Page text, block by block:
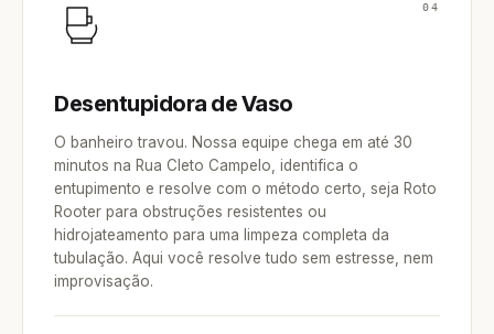
04
Desentupidora de Vaso
O banheiro travou. Nossa equipe chega em até 30
minutos na Rua Cleto Campelo, identifica o
entupimento e resolve com o método certo, seja Roto
Rooter para obstruções resistentes ou
hidrojateamento para uma limpeza completa da
tubulação. Aqui você resolve tudo sem estresse, nem
improvisação.